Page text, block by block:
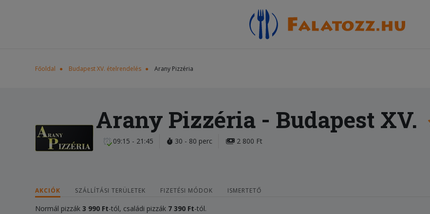
Főoldal Budapest XV. ételrendelés Arany Pizzéria
Arany Pizzéria - Budapest XV.
09:15 - 21:45 30 - 80 perc 2 800 Ft
AKCIÓK SZÁLLÍTÁSI TERÜLETEK FIZETÉSI MÓDOK ISMERTETŐ
Normál pizzák 3 990 Ft-tól, családi pizzák 7 390 Ft-tól.